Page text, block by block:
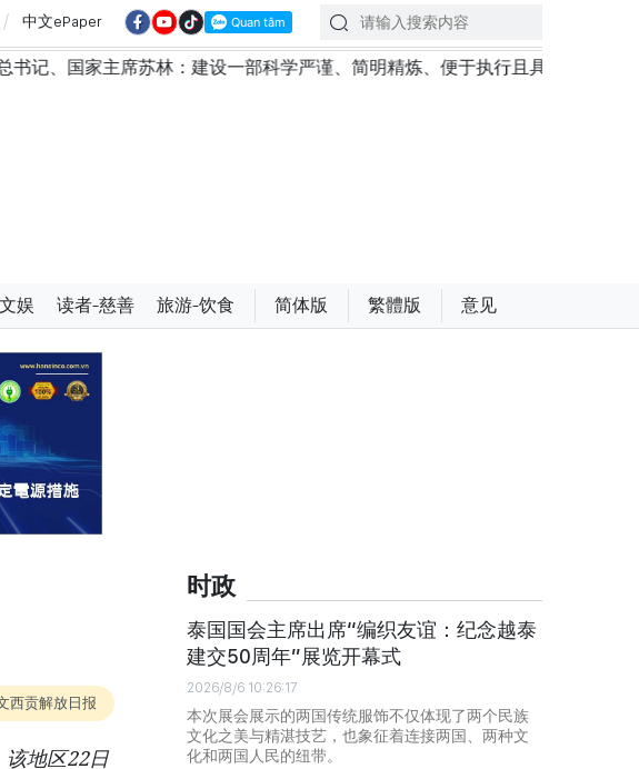
中文ePaper
主席苏林：建设一部科学严谨、简明精炼、便于执行且具有长远生命力的党章
文娱 读者-慈善 旅游-饮食 简体版 繁體版 意见
西贡解放日报
地区22日
时政
泰国国会主席出席“编织友谊：纪念越泰
建交50周年”展览开幕式
2026/8/6 10:26:17
本次展会展示的两国传统服饰不仅体现了两个民族
文化之美与精湛技艺，也象征着连接两国、两种文
化和两国人民的纽带。